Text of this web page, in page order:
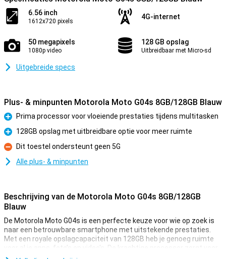
6.56 inch
1612x720 pixels
4G-internet
50 megapixels
1080p video
128 GB opslag
Uitbreidbaar met Micro-sd
Uitgebreide specs
Plus- & minpunten Motorola Moto G04s 8GB/128GB Blauw
Pluspunt
Prima processor voor vloeiende prestaties tijdens multitasken
Pluspunt
128GB opslag met uitbreidbare optie voor meer ruimte
Minpunt
Dit toestel ondersteunt geen 5G
Alle plus- & minpunten
Beschrijving van de Motorola Moto G04s 8GB/128GB
Blauw
De Motorola Moto G04s is een perfecte keuze voor wie op zoek is
naar een betrouwbare smartphone met uitstekende prestaties.
Met een royale opslagcapaciteit van 128GB heb je genoeg ruimte
voor al je apps, foto’s en video's. De krachtige processor zorgt voor
vloeiende prestaties, zelfs tijdens multitasken. Dankzij de lange